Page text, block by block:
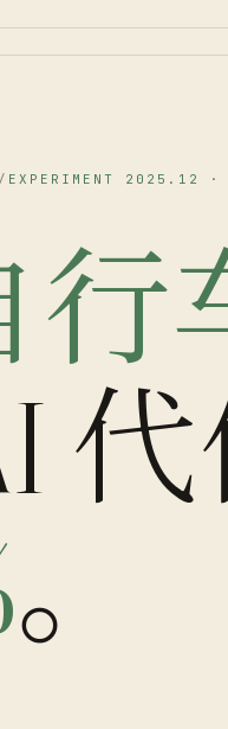
/ EXPERIMENT 2025.12
行
代
。